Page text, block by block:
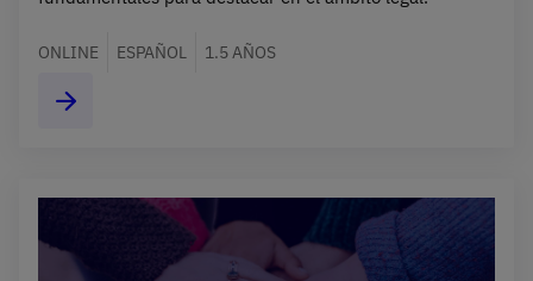
ONLINE ESPAÑOL 1.5 AÑOS